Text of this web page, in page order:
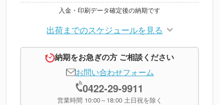
入金・印刷データ確定後の納期です
出荷までのスケジュールを見る
納期をお急ぎの方 ご相談ください
お問い合わせフォーム
0422-29-9911
営業時間 10:00～18:00 土日祝を除く